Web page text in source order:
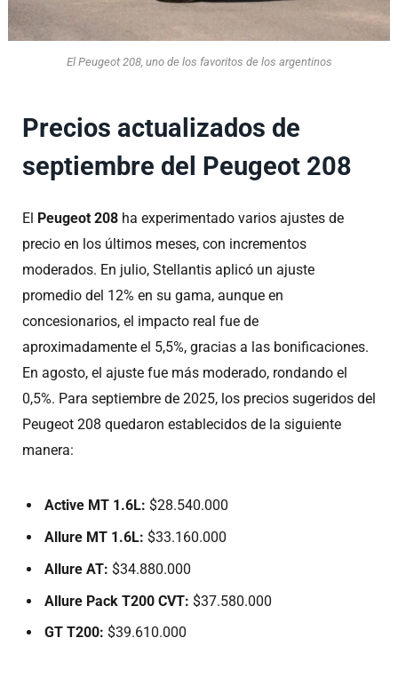
El Peugeot 208, uno de los favoritos de los argentinos
Precios actualizados de
septiembre del Peugeot 208
El Peugeot 208 ha experimentado varios ajustes de
precio en los últimos meses, con incrementos
moderados. En julio, Stellantis aplicó un ajuste
promedio del 12% en su gama, aunque en
concesionarios, el impacto real fue de
aproximadamente el 5,5%, gracias a las bonificaciones.
En agosto, el ajuste fue más moderado, rondando el
0,5%. Para septiembre de 2025, los precios sugeridos del
Peugeot 208 quedaron establecidos de la siguiente
manera:
Active MT 1.6L: $28.540.000
Allure MT 1.6L: $33.160.000
Allure AT: $34.880.000
Allure Pack T200 CVT: $37.580.000
GT T200: $39.610.000